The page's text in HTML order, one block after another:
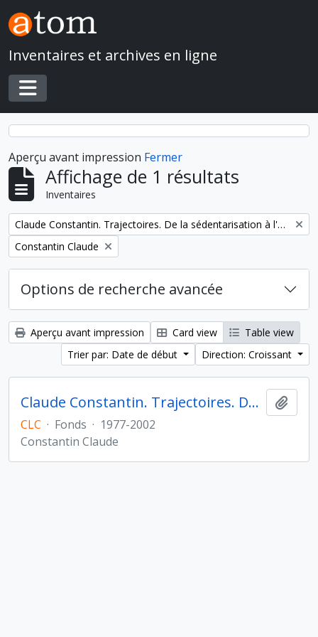
Skip to main content
Inventaires et archives en ligne
Toggle navigation
Aperçu avant impression Fermer
Affichage de 1 résultats
Inventaires
Remove filter:
Claude Constantin. Trajectoires. De la sédentarisation à l'État
Remove filter:
Constantin Claude
Options de recherche avancée
Aperçu avant impression Card view
Table view
Trier par: Date de début
Direction: Croissant
Claude Constantin. Trajectoires. De la sédentarisation à l'État
CLC · Fonds · 1977-2002
Constantin Claude